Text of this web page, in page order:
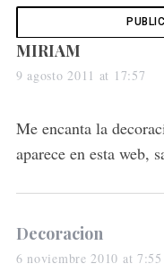
s
a
s
:
MIRIAM
9 agosto 2011 at 17:57
Me encanta la
aparece en esta web,
s
a
Decoracion
6 noviembre 2010 at 7:55
S
c
h